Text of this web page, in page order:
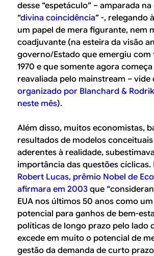
desse “espetáculo” – amparada
“divina coincidência” -, relegando
um papel de mera figurante, nem
coadjuvante (na esteira da visão
governo/Estado que emergiu com
1970 e que somente agora
reavaliada pelo mainstream – vide
organizado por Blanchard &
neste mês).
Além disso, muitos economistas,
resultados de modelos
aderentes à realidade,
importância das questões cíclicas.
Robert Lucas, prêmio Nobel de
afirmara em 2003 que “
EUA nos últimos 50 anos como
potencial para ganhos de bem-
políticas de longo prazo pelo lado
excede em muito o potencial de
gestão da demanda de curto prazo